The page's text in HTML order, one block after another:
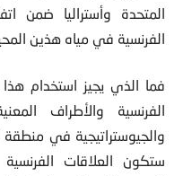
المتحدة وأستراليا ضمن
الفرنسية في مياه هذين
فما الذي يجيز استخدام
الفرنسية والأطراف
والجيوستراتيجية في
ستكون العلاقات